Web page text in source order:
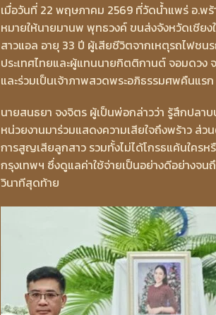
เมื่อวันที่ 22 พฤษภาคม 2569 ที่วัดน้ำแพร่ อ.พ
หมายให้นายมานพ พุทธวงค์ ขนส่งจังหวัดเชีย
สาวแอล อายุ 33 ปี ผู้เสียชีวิตจากเหตุรถไฟช
ประเทศไทยและผู้แทนนายกิตติกานต์ จอมดวง
และร่วมเป็นเจ้าภาพสวดพระอภิธรรมศพคืนแรก
นายสนธยา จงจิตร ผู้เป็นพ่อกล่าวว่า รู้สึกปลา
หน่วยงานมาร่วมแสดงความเสียใจถึงพร้าว ส่
การสูญเสียลูกสาว รวมทั้งไม่ได้โกรธแค้นใคร
กรุงเทพฯ ซึ่งดูแลค่าใช้จ่ายเป็นอย่างดีอย่างจ
วินาทีสุดท้าย